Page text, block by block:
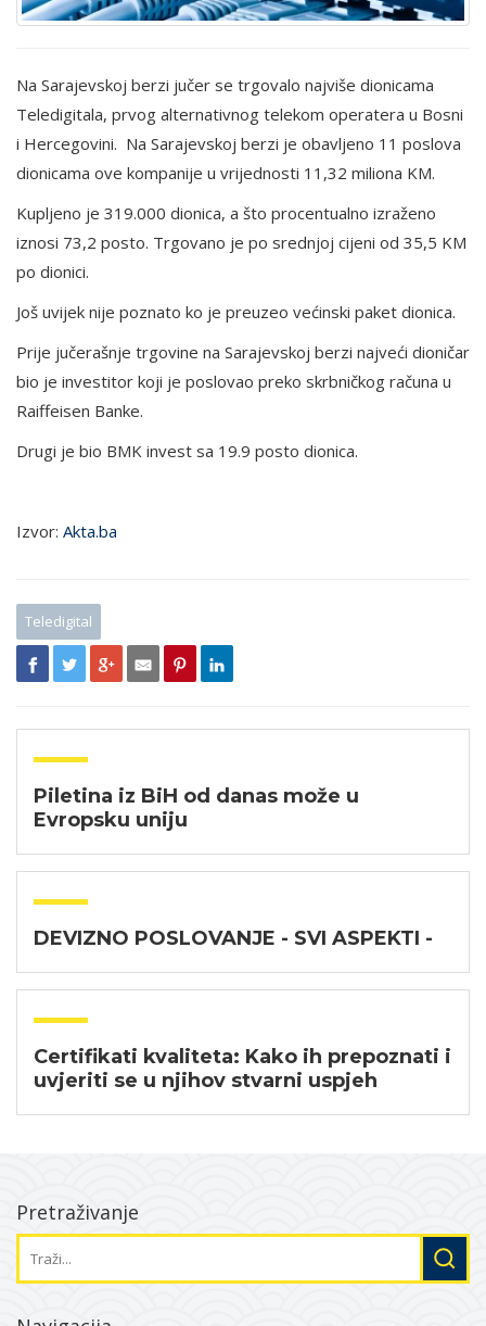
Na Sarajevskoj berzi jučer se trgovalo najviše dionicama
Teledigitala, prvog alternativnog telekom operatera u Bosni
i Hercegovini. Na Sarajevskoj berzi je obavljeno 11 poslova
dionicama ove kompanije u vrijednosti 11,32 miliona KM.
Kupljeno je 319.000 dionica, a što procentualno izraženo
iznosi 73,2 posto. Trgovano je po srednjoj cijeni od 35,5 KM
po dionici.
Još uvijek nije poznato ko je preuzeo većinski paket dionica.
Prije jučerašnje trgovine na Sarajevskoj berzi najveći dioničar
bio je investitor koji je poslovao preko skrbničkog računa u
Raiffeisen Banke.
Drugi je bio BMK invest sa 19.9 posto dionica.
Izvor: Akta.ba
Teledigital
Piletina iz BiH od danas može u
Evropsku uniju
DEVIZNO POSLOVANJE - SVI ASPEKTI -
Certifikati kvaliteta: Kako ih prepoznati i
uvjeriti se u njihov stvarni uspjeh
Pretraživanje